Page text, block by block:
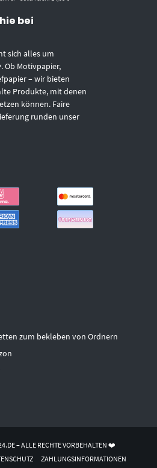
bei
sich alles um
Motivpapier,
– wir bieten
Produkte, mit denen
können. Faire
runden unser
zum bekleben von Ordnern
– ALLE RECHTE VORBEHALTEN ❤️
ZAHLUNGSINFORMATIONEN